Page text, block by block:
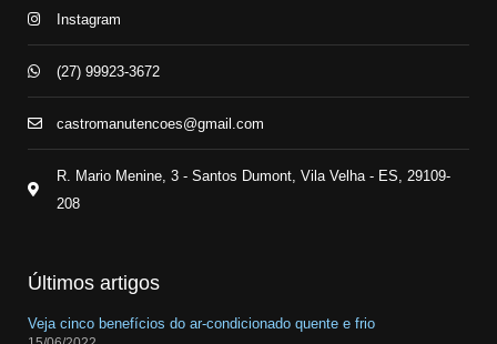
Instagram
(27) 99923-3672
castromanutencoes@gmail.com
R. Mario Menine, 3 - Santos Dumont, Vila Velha - ES, 29109-
208
Últimos artigos
Veja cinco benefícios do ar-condicionado quente e frio